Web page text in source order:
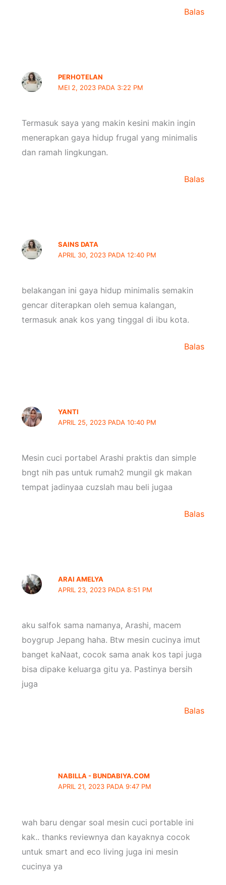
Balas
PERHOTELAN
MEI 2, 2023 PADA 3:22 PM
Termasuk saya yang makin kesini makin ingin
menerapkan gaya hidup frugal yang minimalis
dan ramah lingkungan.
Balas
SAINS DATA
APRIL 30, 2023 PADA 12:40 PM
belakangan ini gaya hidup minimalis semakin
gencar diterapkan oleh semua kalangan,
termasuk anak kos yang tinggal di ibu kota.
Balas
YANTI
APRIL 25, 2023 PADA 10:40 PM
Mesin cuci portabel Arashi praktis dan simple
bngt nih pas untuk rumah2 mungil gk makan
tempat jadinyaa cuzslah mau beli jugaa
Balas
ARAI AMELYA
APRIL 23, 2023 PADA 8:51 PM
aku salfok sama namanya, Arashi, macem
boygrup Jepang haha. Btw mesin cucinya imut
banget kaNaat, cocok sama anak kos tapi juga
bisa dipake keluarga gitu ya. Pastinya bersih
juga
Balas
NABILLA - BUNDABIYA.COM
APRIL 21, 2023 PADA 9:47 PM
wah baru dengar soal mesin cuci portable ini
kak.. thanks reviewnya dan kayaknya cocok
untuk smart and eco living juga ini mesin
cucinya ya